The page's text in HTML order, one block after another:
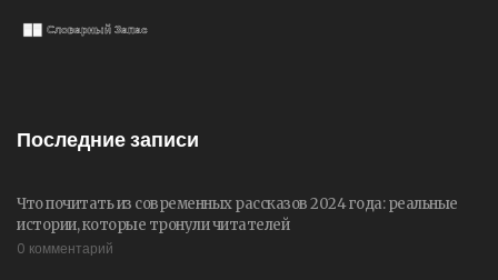
Последние записи
Что почитать из современных рассказов 2024 года: реальные
истории, которые тронули читателей
0 комментарий